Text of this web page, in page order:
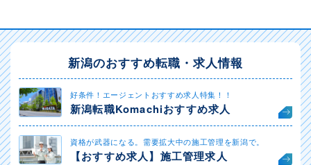
新潟のおすすめ転職・求人情報
好条件！エージェントおすすめ求人特集！！
新潟転職Komachiおすすめ求人
資格が武器になる。需要拡大中の施工管理を新潟で。
【おすすめ求人】施工管理求人